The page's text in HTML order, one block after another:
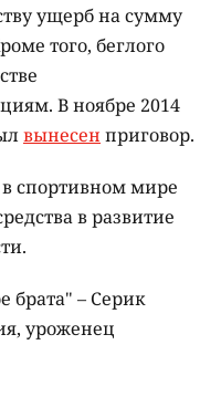
ущерб на сумму
того, беглого
В ноябре 2014
вынесен приговор.
спортивном мире
в развитие
– Серик
уроженец